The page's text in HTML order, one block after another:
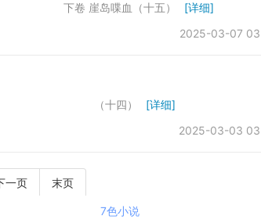
下卷 崖岛喋血（十五）
[详细]
2025-03-07
17352 （十四）
[详细]
2025-03-03
一页 末页
7色小说